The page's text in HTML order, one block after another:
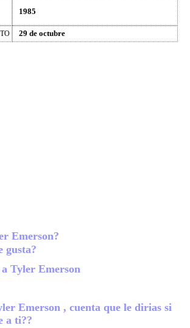
1985
29 de octubre
Emerson?
gusta?
Tyler Emerson
Emerson , cuenta que le dirias si
a ti??